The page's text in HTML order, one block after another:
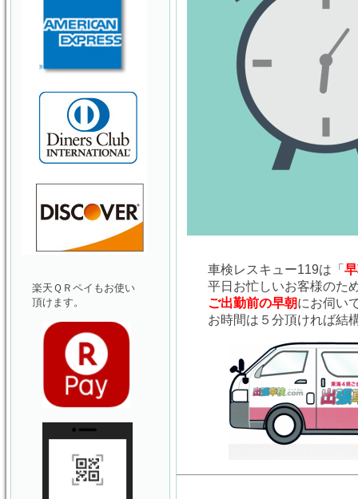
車検レスキュー119は「
平日お忙しいお客様のた
ご出勤前の早朝にお伺い
お時間は５分頂ければ結
楽天ＱＲペイもお使い
頂けます。